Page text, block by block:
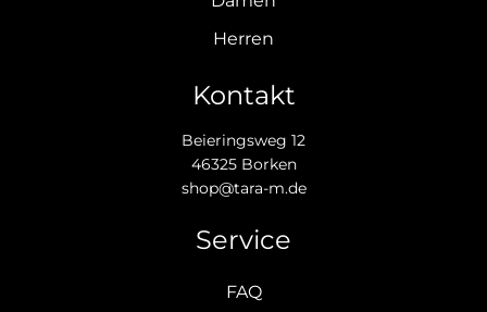
Herren
Kontakt
Beieringsweg 12
46325 Borken
shop@tara-m.de
Service
FAQ